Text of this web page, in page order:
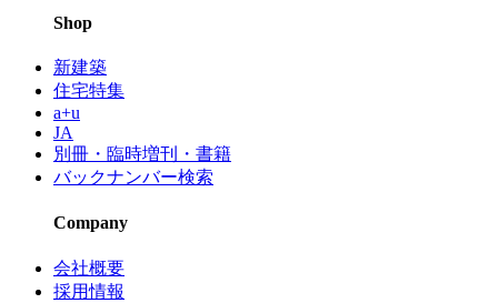
Shop
新建築
住宅特集
a+u
JA
別冊・臨時増刊・書籍
バックナンバー検索
Company
会社概要
採用情報